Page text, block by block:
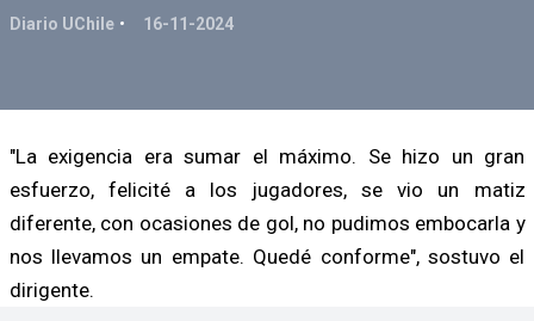
Diario UChile 16-11-2024
"La exigencia era sumar el máximo. Se hizo un gran
esfuerzo, felicité a los jugadores, se vio un matiz
diferente, con ocasiones de gol, no pudimos embocarla y
nos llevamos un empate. Quedé conforme", sostuvo el
dirigente.